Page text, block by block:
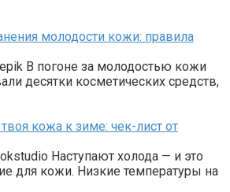
молодости кожи: правила
В погоне за молодостью кожи
десятки косметических средств,
кожа к зиме: чек-лист от
Наступают холода — и это
для кожи. Низкие температуры на